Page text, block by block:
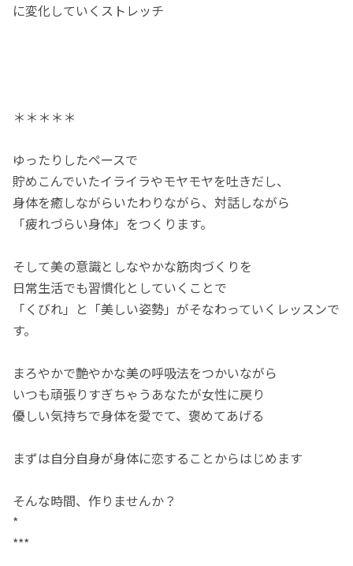
に変化していくストレッチ
＊＊＊＊＊
ゆったりしたペースで
貯めこんでいたイライラやモヤモヤを吐きだし、
身体を癒しながらいたわりながら、対話しながら
「疲れづらい身体」をつくります。
そして美の意識としなやかな筋肉づくりを
日常生活でも習慣化としていくことで
「くびれ」と「美しい姿勢」がそなわっていくレッスンで
す。
まろやかで艶やかな美の呼吸法をつかいながら
いつも頑張りすぎちゃうあなたが女性に戻り
優しい気持ちで身体を愛でて、褒めてあげる
まずは自分自身が身体に恋することからはじめます
そんな時間、作りませんか？
*
***